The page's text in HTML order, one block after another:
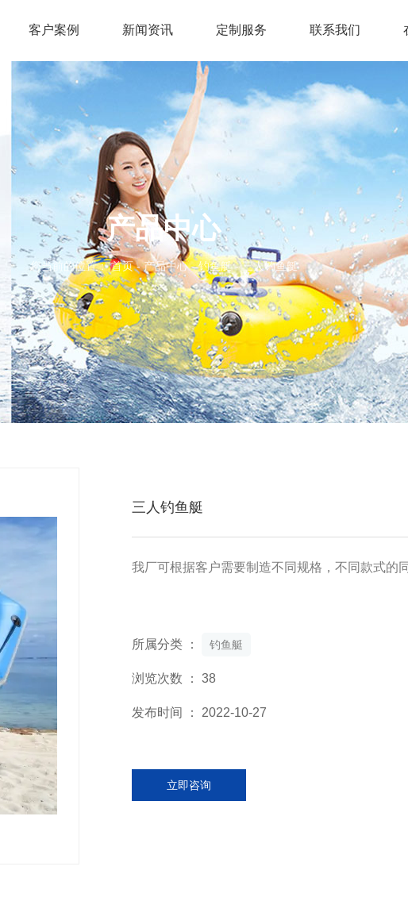
客户案例 新闻资讯 定制服务 联系我们
产品中心
您当前的位置： 首页-产品中心 -钓鱼艇 -三人钓鱼艇
三人钓鱼艇
我厂可根据客户需要制造不同规格，不同款式的
所属分类 ： 钓鱼艇
浏览次数 ：38
发布时间 ： 2022-10-27
立即咨询